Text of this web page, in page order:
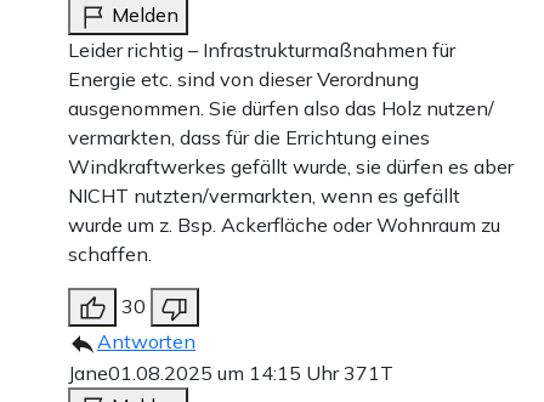
Melden
Leider richtig – Infrastrukturmaßnahmen für
Energie etc. sind von dieser Verordnung
ausgenommen. Sie dürfen also das Holz nutzen/
vermarkten, dass für die Errichtung eines
Windkraftwerkes gefällt wurde, sie dürfen es aber
NICHT nutzten/vermarkten, wenn es gefällt
wurde um z. Bsp. Ackerfläche oder Wohnraum zu
schaffen.
30
Antworten
Jane01.08.2025 um 14:15 Uhr371T